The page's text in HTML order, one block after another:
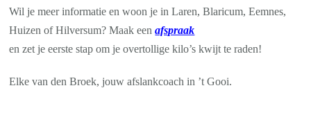
Wil je meer informatie en woon je in Laren, Blaricum, Eemnes,
Huizen of Hilversum? Maak eenafspraak
en zet je eerste stap om je overtollige kilo’s kwijt te raden!
Elke van den Broek, jouw afslankcoach in ’t Gooi.